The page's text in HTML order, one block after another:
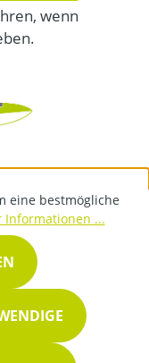
wenn
eine bestmögliche
Informationen ...